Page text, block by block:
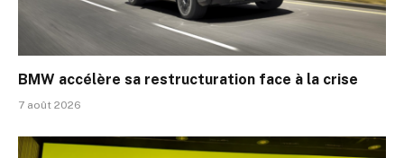
BMW accélère sa restructuration face à la crise
7 août 2026